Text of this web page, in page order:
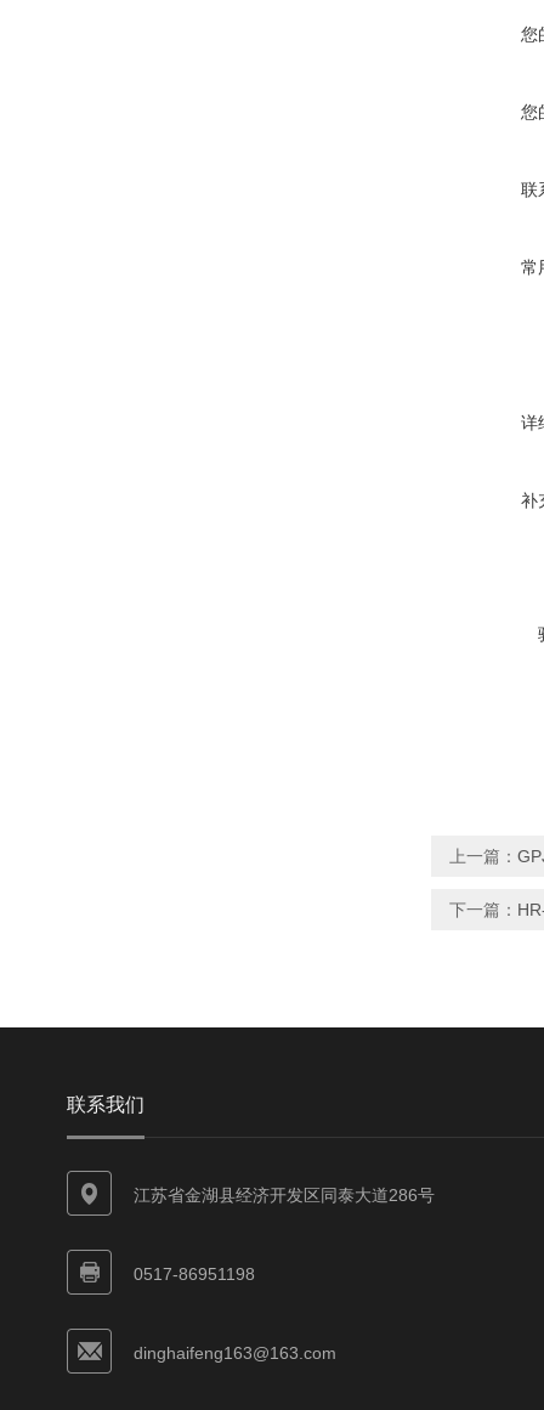
您
您
联
常
详
补
上一篇：
下一篇：
联系我们
江苏省金湖县经济开发区同泰大道286号
0517-86951198
dinghaifeng163@163.com